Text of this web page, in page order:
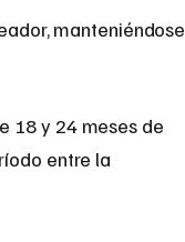
manteniéndose
18 y 24 meses de
entre la